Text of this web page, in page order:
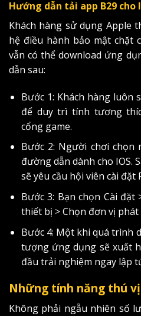
Hướng dẫn tải app B29 cho
Khách hàng sử dụng Apple
hệ điều hành bảo mật chặt
vẫn có thể download ứng
dẫn sau:
Bước 1: Khách hàng luôn
để duy trì tính tương
cổng game.
Bước 2: Người chơi chọn
đường dẫn dành cho IOS.
sẽ yêu cầu hội viên cài đặt
Bước 3: Bạn chọn Cài đặt
thiết bị > Chọn đơn vị
Bước 4: Một khi quá trình
tượng ứng dụng sẽ xuất
đầu trải nghiệm ngay lập
Những tính năng thú
Không phải ngẫu nhiên số